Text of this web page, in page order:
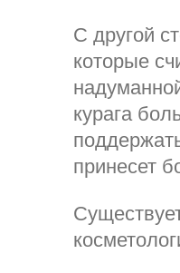
С другой
которые
курага
принесет